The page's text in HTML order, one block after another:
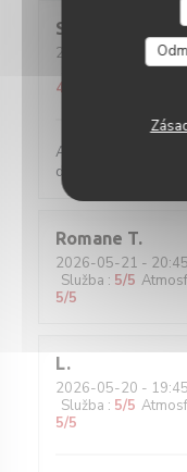
Sylviane
2026-05-25
-
4
Accueil parfait.
délicieux et raffinés.
Romane T
2026-05-21 -
Služba : 5/5
5/5
L
2026-05-20 -
Služba : 5/5
5/5